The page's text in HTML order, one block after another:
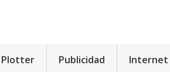
Plotter Publicidad Internet